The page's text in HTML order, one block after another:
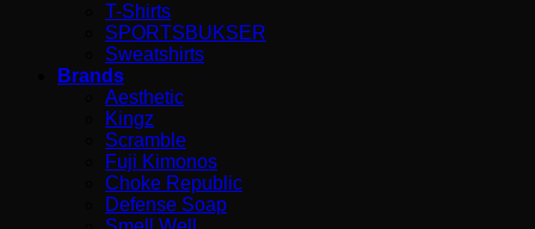
T-Shirts
SPORTSBUKSER
Sweatshirts
Brands
Aesthetic
Kingz
Scramble
Fuji Kimonos
Choke Republic
Defense Soap